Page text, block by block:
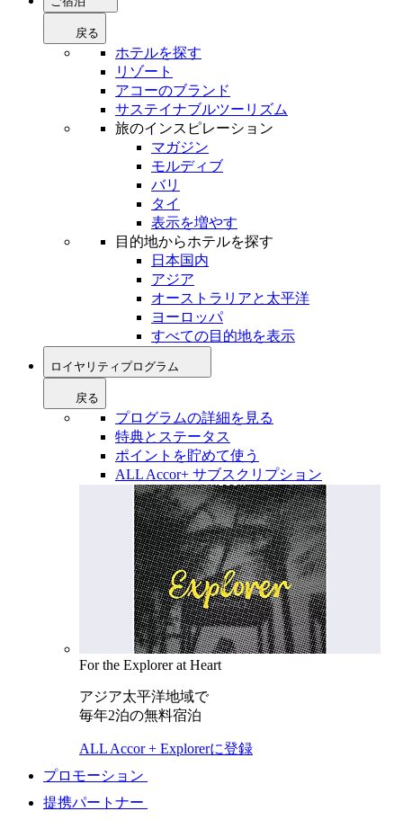
戻る
ホテルを探す
リゾート
アコーのブランド
サステイナブルツーリズム
旅のインスピレーション
マガジン
モルディブ
バリ
タイ
表示を増やす
目的地からホテルを探す
日本国内
アジア
オーストラリアと太平洋
ヨーロッパ
すべての目的地を表示
ロイヤリティプログラム
戻る
プログラムの詳細を見る
特典とステータス
ポイントを貯めて使う
ALL Accor+ サブスクリプション
For the Explorer at Heart
アジア太平洋地域で
毎年2泊の無料宿泊
ALL Accor + Explorerに登録
プロモーション
提携パートナー